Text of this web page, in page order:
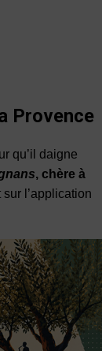
Provence
qu’il daigne
, chère à
l’application